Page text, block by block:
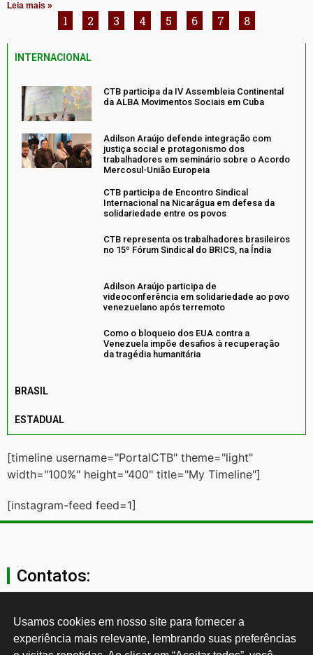
Leia mais »
1 2 3 4 5 6 7 8
INTERNACIONAL
CTB participa da IV Assembleia Continental
da ALBA Movimentos Sociais em Cuba
Adilson Araújo defende integração com
justiça social e protagonismo dos
trabalhadores em seminário sobre o Acordo
Mercosul-União Europeia
CTB participa de Encontro Sindical
Internacional na Nicarágua em defesa da
solidariedade entre os povos
CTB representa os trabalhadores brasileiros
no 15º Fórum Sindical do BRICS, na Índia
Adilson Araújo participa de
videoconferência em solidariedade ao povo
venezuelano após terremoto
Como o bloqueio dos EUA contra a
Venezuela impõe desafios à recuperação
da tragédia humanitária
BRASIL
ESTADUAL
[timeline username="PortalCTB" theme="light"
width="100%" height="400" title="My Timeline"]
[instagram-feed feed=1]
Contatos:
secgeral@ctb.org.br
11 3874-0040
Usamos cookies em nosso site para fornecer a
experiência mais relevante, lembrando suas preferências